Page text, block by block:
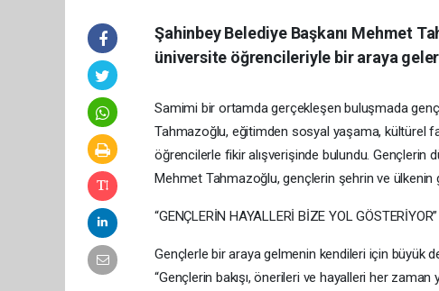
Şahinbey Belediye Başkanı Mehmet
üniversite öğrencileriyle bir araya
Samimi bir ortamda gerçekleşen buluşmada
Tahmazoğlu, eğitimden sosyal yaşama, kültürel
öğrencilerle fikir alışverişinde bulundu. Gençlerin
Mehmet Tahmazoğlu, gençlerin şehrin ve ülkenin
“GENÇLERİN HAYALLERİ BİZE YOL GÖSTERİYOR”
Gençlerle bir araya gelmenin kendileri için büyük
“Gençlerin bakışı, önerileri ve hayalleri her